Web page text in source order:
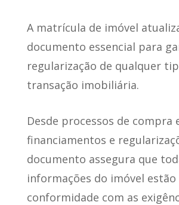
A matrícula de imóvel
documento essencial para
regularização de qualquer
transação imobiliária.
Desde processos de compra
financiamentos e
documento assegura que
informações do imóvel estão
conformidade com as